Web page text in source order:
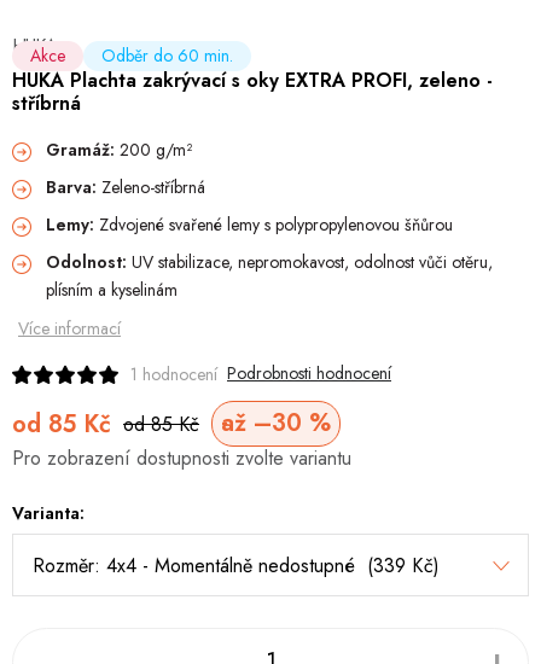
World Cleanup Day
Akční ceny
Zásady používání cookies
od 85 Kč až –30 %
od 85 Kč
Měrná
cena:
Varianta:
Pro zobrazení dostupnosti zvolte variantu
HUKA
HUKA Plachta zakrývací s oky EXTRA PROFI, zeleno -
stříbrná
Gramáž: 200 g/m²
Barva: Zeleno-stříbrná
Lemy: Zdvojené svařené lemy s polypropylenovou šňůrou
Odolnost: UV stabilizace, nepromokavost, odolnost vůči otěru,
plísním a kyselinám
Více informací
Akce Odběr do 60 min.
1 hodnocení Podrobnosti hodnocení